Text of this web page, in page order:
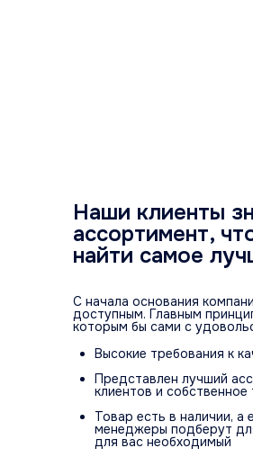
Наши клиенты
ассортимент,
найти самое
С начала основания
доступным. Главным
которым бы сами с
Высокие требования к
Представлен лучший
клиентов и
Товар есть в наличии,
менеджеры подберут
для вас необходимый